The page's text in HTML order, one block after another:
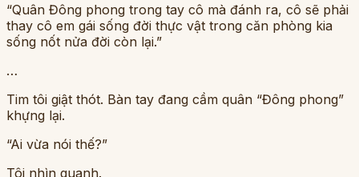
“Quân Đông phong trong tay cô mà đánh ra, cô sẽ phải
thay cô em gái sống đời thực vật trong căn phòng kia
sống nốt nửa đời còn lại.”
…
Tim tôi giật thót. Bàn tay đang cầm quân “Đông phong”
khựng lại.
“Ai vừa nói thế?”
Tôi nhìn quanh.